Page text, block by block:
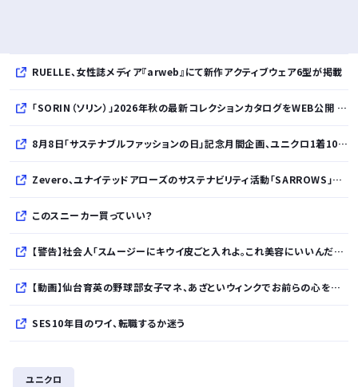
RUELLE、女性誌メディア『arweb』にて新作アクティブウェア6型が掲載
「SORIN（ソリン）」2026年秋の最新コレクションカタログをWEB公開 「Paradox in Neutral」をテーマに秩序と反逆が共存する世界観を表現
8月8日「サステナブルファッションの日」記念月間企画、ユニクロ1着100円買取保証とXプレゼントキャンペーンを実施
Zevero、ユナイテッドアローズのサステナビリティ活動「SARROWS」を支援。Scope 3排出量算定の効率化・精緻化を開始
このスニーカー買っていい？
【警告】社会人「スムージーにキウイ皮ごと入れよ。これ美容にいいんだよね〜」→ 結果…
【動画】仙台育英の野球部女子マネ、あざといウィンクでお前らの心を鷲掴みｗｗｗｗｗ
SES10年目のワイ、転職するか迷う
ユニクロ